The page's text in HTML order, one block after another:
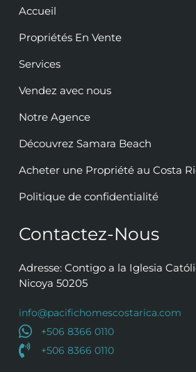
Accueil
Propriétés En Vente
Services
Vendez avec nous
Notre Agence
Découvrez Samara Beach
Acheter une Propriété au Costa
Politique de confidentialité
Contactez-Nous
Adresse: Contigo a la Iglesia
Nicoya 50205
info@pacifichomescostarica.com
+506 8366 0110
+506 8366 0110